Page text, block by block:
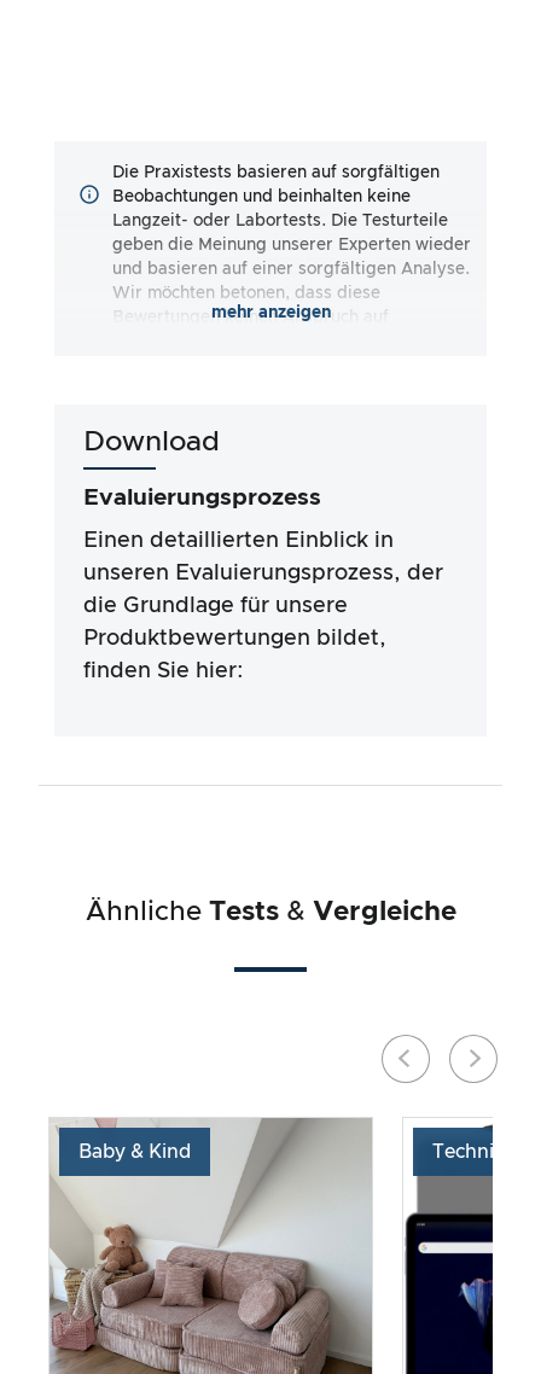
Die Praxistests basieren auf sorgfältigen
Beobachtungen und beinhalten keine
Langzeit- oder Labortests. Die Testurteile
geben die Meinung unserer Experten wieder
und basieren auf einer sorgfältigen Analyse.
Wir möchten betonen, dass diese
Bewertungen keinen Anspruch auf
Haftung für die Richtigkeit oder
übernommen wird. Wichtig ist, dass unsere
Tests nicht auf gesetzlichen Vorgaben,
medizinischen Wirkungen oder spezifischen
stützen uns auf die Werbeaussagen und
Angaben der Hersteller, die Verwendung der
Informationen erfolgt jedoch stets auf eigenes
ein seriöses und gründliches Testverfahren zu
mehr anzeigen
Download
Evaluierungsprozess
Einen detaillierten Einblick in
unseren Evaluierungsprozess, der
die Grundlage für unsere
Produktbewertungen bildet,
finden Sie hier:
Ähnliche Tests & Vergleiche
Baby & Kind Technik